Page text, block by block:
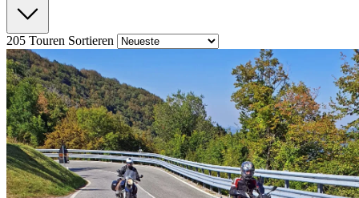
205 Touren Sortieren